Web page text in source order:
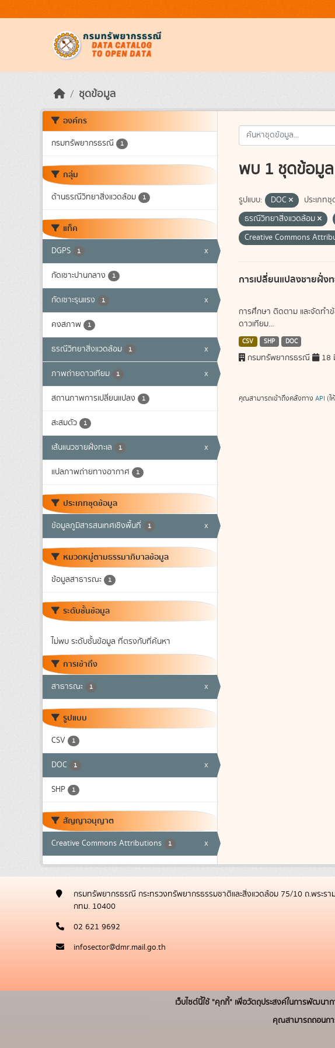
ชุดข้อมูล
องค์กร
กรมทรัพยากรธรณี 1
กลุ่ม
ด้านธรณีวิทยาสิ่งแวดล้อม 1
แท็ค
DGPS 1 x
กัดเซาะปานกลาง 1
กัดเซาะรุนแรง 1 x
คงสภาพ 1
ธรณีวิทยาสิ่งแวดล้อม 1 x
ภาพถ่ายดาวเทียม 1 x
สถานภาพการเปลี่ยนแปลง 1
สะสมตัว 1
เส้นแนวชายฝั่งทะเล 1 x
แปลภาพถ่ายทางอากาศ 1
ประเภทชุดข้อมูล
ข้อมูลภูมิสารสนเทศเชิงพื้นที่ 1 x
หมวดหมู่ตามธรรมาภิบาลข้อมูล
ข้อมูลสาธารณะ 1
ระดับชั้นข้อมูล
ไม่พบ ระดับชั้นข้อมูล ที่ตรงกับที่ค้นหา
การเข้าถึง
สาธารณะ 1 x
รูปแบบ
CSV 1
DOC 1 x
SHP 1
สัญญาอนุญาต
Creative Commons Attributions 1 x
พบ 1 ชุดข้อมูล
รูปแบบ: DOC ประเภท
ธรณีวิทยาสิ่งแวดล้อม
Creative Commons
การเปลี่ยนแปลงชายฝั่งท
การศึกษา ติดตาม และจัดทำข้
ดาวเทียม...
CSV SHP DOC
กรมทรัพยากรธรณี 18
คุณสามารถเข้าถึงคลังทาง API (ใ
กรมทรัพยากรธรณี กระทรวงทรัพยากรธรรมชาติและสิ่งแวดล้อม 75/10 ถ.พระร
กทม. 10400
02 621 9692
infosector@dmr.mail.go.th
เว็บไซต์นี้ใช้ "คุกกี้" เพื่อวัตถุประสงค์ในการพัฒน
คุณสามารถถอนก